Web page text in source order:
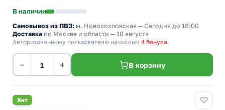
В наличии
Самовывоз из ПВЗ: м. Новохохловская — Сегодня до 18:00
Доставка по Москве и области — 10 августа
Авторизованному пользователю начислим 4 бонуса
− + В корзину
Хит